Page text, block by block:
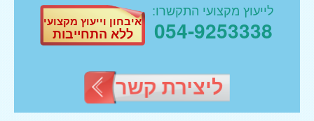
דלקות בכתף
דלקות במפרק הירך
גלי הלם רעננה
לייעוץ מקצועי התקשרו:
054-9253338 איבחון וייעוץ מקצועי
ללא התחייבות
ליצירת קשר